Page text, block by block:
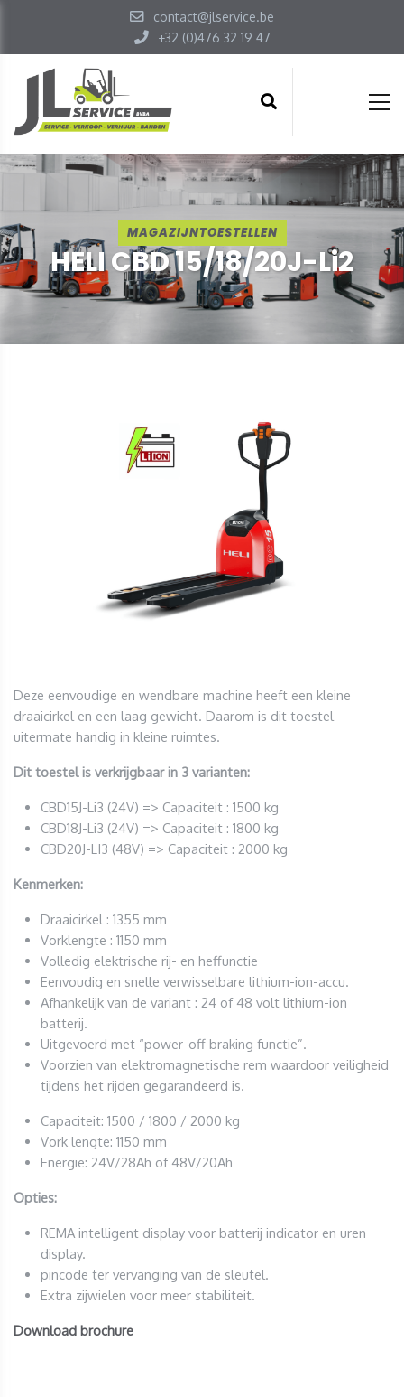
contact@jlservice.be
+32 (0)476 32 19 47
MAGAZIJNTOESTELLEN
HELI CBD 15/18/20J-Li2
Deze eenvoudige en wendbare machine heeft een kleine
draaicirkel en een laag gewicht. Daarom is dit toestel
uitermate handig in kleine ruimtes.
Dit toestel is verkrijgbaar in 3 varianten:
CBD15J-Li3 (24V) => Capaciteit : 1500 kg
CBD18J-Li3 (24V) => Capaciteit : 1800 kg
CBD20J-LI3 (48V) => Capaciteit : 2000 kg
Kenmerken:
Draaicirkel : 1355 mm
Vorklengte : 1150 mm
Volledig elektrische rij- en heffunctie
Eenvoudig en snelle verwisselbare lithium-ion-accu.
Afhankelijk van de variant : 24 of 48 volt lithium-ion
batterij.
Uitgevoerd met “power-off braking functie”.
Voorzien van elektromagnetische rem waardoor veiligheid
tijdens het rijden gegarandeerd is.
Capaciteit: 1500 / 1800 / 2000 kg
Vork lengte: 1150 mm
Energie: 24V/28Ah of 48V/20Ah
Opties:
REMA intelligent display voor batterij indicator en uren
display.
pincode ter vervanging van de sleutel.
Extra zijwielen voor meer stabiliteit.
Download brochure